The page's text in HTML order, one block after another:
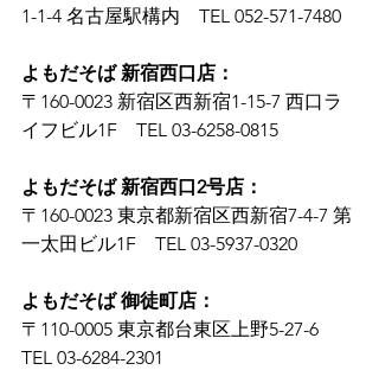
1-1-4 名古屋駅構内　TEL 052-571-7480
よもだそば 新宿西口店：
〒160-0023 新宿区西新宿1-15-7 西口ラ
イフビル1F　TEL 03-6258-0815
よもだそば 新宿西口2号店：
〒160-0023 東京都新宿区西新宿7-4-7 第
一太田ビル1F　TEL 03-5937-0320
よもだそば 御徒町店：
〒110-0005 東京都台東区上野5-27-6
TEL 03-6284-2301